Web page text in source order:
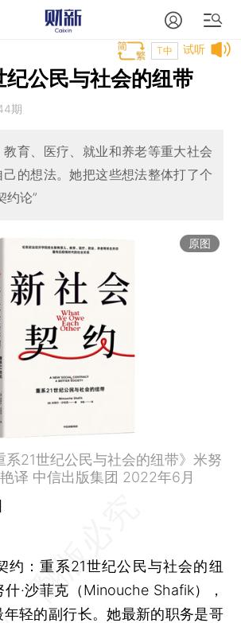
试听
T中
纪公民与社会的纽带
期
育、医疗、就业和养老等重大社会
的想法。她把这些想法整体打了个
约论”
原图
系21世纪公民与社会的纽带》米努
译 中信出版集团 2022年6月
：重系21世纪公民与社会的纽
·沙菲克（Minouche Shafik），
轻的副行长。她最新的职务是哥